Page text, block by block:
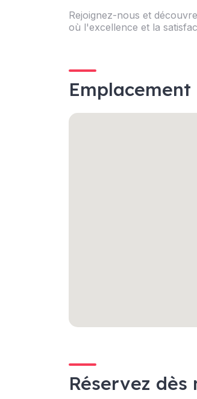
Rejoignez-nous et
où l'excellence et la
Emplacement
Réservez